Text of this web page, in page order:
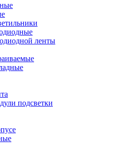
ленты
подсветки